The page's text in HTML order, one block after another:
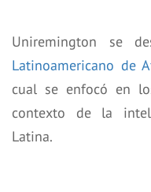
Uniremington se
Latinoamericano de
cual se enfocó en
contexto de la
Latina.